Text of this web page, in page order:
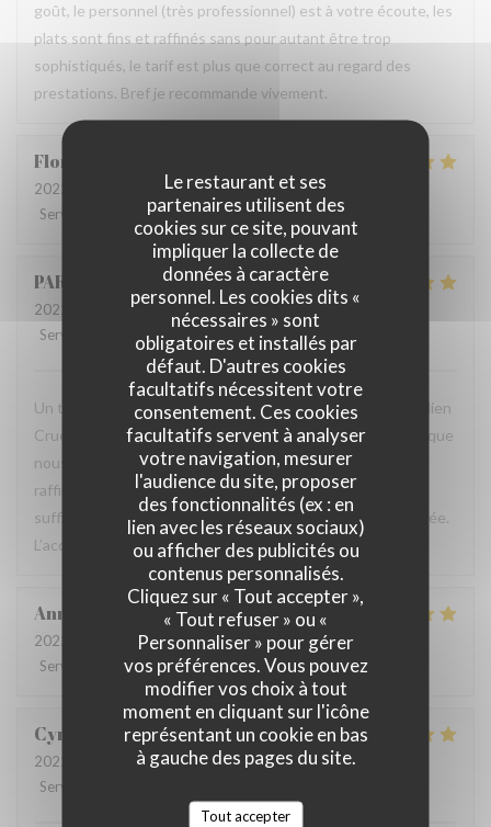
Le restaurant et ses
partenaires utilisent des
cookies sur ce site, pouvant
impliquer la collecte de
données à caractère
personnel. Les cookies dits «
nécessaires » sont
obligatoires et installés par
défaut. D'autres cookies
facultatifs nécessitent votre
consentement. Ces cookies
facultatifs servent à analyser
votre navigation, mesurer
l'audience du site, proposer
des fonctionnalités (ex : en
lien avec les réseaux sociaux)
ou afficher des publicités ou
contenus personnalisés.
Cliquez sur « Tout accepter »,
« Tout refuser » ou «
Personnaliser » pour gérer
vos préférences. Vous pouvez
modifier vos choix à tout
moment en cliquant sur l'icône
représentant un cookie en bas
à gauche des pages du site.
Tout accepter
goût, le personnel (très professionnel) est à votre écoute, les
plats sont fins et raffinés sans pour autant être trop
sophistiqués, le tarif est plus que correct au regard des
prestations. Bref je recommande vivement.
Florence
2022-12-23
- 20:00 - Couverts 4
Service
Ambiance: 5/5 Cuisine:5/5 Qualité / Prix
PARDA FAUX
2022-12-21
- 19:30 - Couverts 2
Service
Ambiance : 5/5 Cuisine 5 /5 Qualité / Prix
Un très bon moment passé hier soir au restaurant chez Julien
Cruège. Vous même et votre équipe avez retour fait pour que
nous nous sentions bien chez vous, dans votre maison
raffinée et chaleureuse. Les plats étaient à la fois
suffisamment copieux et savoureux, la présentation raffinée.
L’accueil et le service chaleureux et professionnel.
Anne
2022-12-13
- 20:00 - Couverts 10
Service
Ambiance:4/5 Cuisine:5/5 Qualité / Prix
Cyril
2022-12-14
- 20:00 - Couverts 2
Service